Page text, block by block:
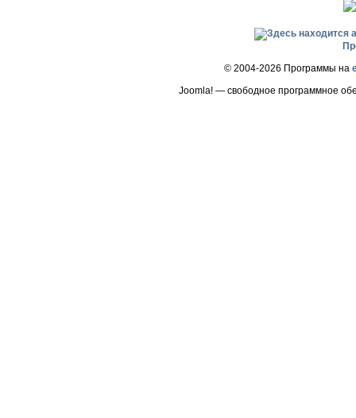
© 2004-2026 Программы на
Joomla! — свободное программное